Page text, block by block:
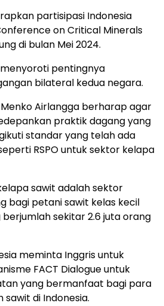
partisipasi Indonesia
on Critical Minerals
di bulan Mei 2024.
menyoroti pentingnya
bilateral kedua negara.
Airlangga berharap agar
praktik dagang yang
standar yang telah ada
RSPO untuk sektor kelapa
sawit adalah sektor
bagi petani sawit kelas kecil
sekitar 2.6 juta orang
meminta Inggris untuk
FACT Dialogue untuk
yang bermanfaat bagi para
di Indonesia.